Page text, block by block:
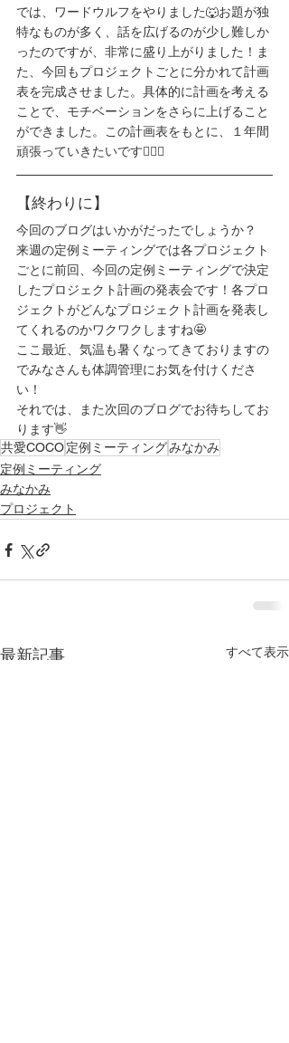
では、ワードウルフをやりました🐺お題が独
特なものが多く、話を広げるのが少し難しか
ったのですが、非常に盛り上がりました！ま
た、今回もプロジェクトごとに分かれて計画
表を完成させました。具体的に計画を考える
ことで、モチベーションをさらに上げること
ができました。この計画表をもとに、１年間
頑張っていきたいです✊🏻🔥
【終わりに】
今回のブログはいかがだったでしょうか？
来週の定例ミーティングでは各プロジェクト
ごとに前回、今回の定例ミーティングで決定
したプロジェクト計画の発表会です！各プロ
ジェクトがどんなプロジェクト計画を発表し
てくれるのかワクワクしますね🤩
ここ最近、気温も暑くなってきておりますの
でみなさんも体調管理にお気を付けくださ
い！
それでは、また次回のブログでお待ちしてお
ります👋
共愛COCO定例ミーティングみなかみ
定例ミーティング
みなかみ
プロジェクト
最新記事 すべて表示